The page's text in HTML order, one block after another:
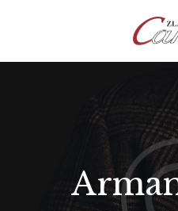
O
SREBRNI
ZLATNI